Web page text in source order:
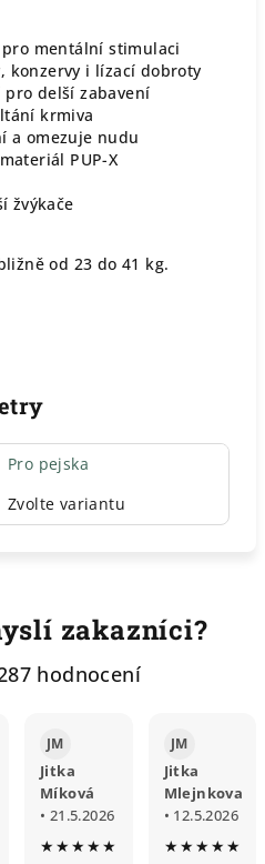
mentální stimulaci
konzervy i lízací dobroty
pro delší zabavení
krmiva
a omezuje nudu
PUP-X
žvýkače
od 23 do 41 kg.
Pro pejska
Zvolte variantu
zakazníci?
hodnocení
JM
Jitka
Míková
• 21.5.2026
★★★★★
JM
Jitka
Mlejnkova
• 12.5.2026
★★★★★